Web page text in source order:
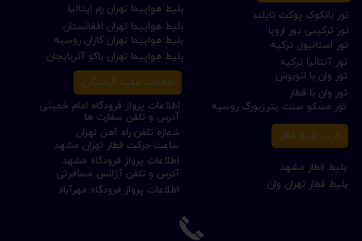
تور ترکیبی دور اروپا بلیط هواپیما تهران افغانستان
بلیط قطار تهران وان
بلیط قطار مشهد
بلیط هواپیما تهران رم ایتالیا
اطلاعات پرواز فرودگاه امام خمینی
بلیط هواپیما تهران باکو آذربایجان
بلیط هواپیما تهران کازان روسیه
تور آنتالیا ترکیه
تور استانبول ترکیه
تور مسکو سنت پترزبورگ روسیه
تور وان با قطار
تور بانکوک پوکت تایلند
تور وان با اتوبوس
ساعت حرکت قطار تهران مشهد
خرید بلیط قطار شماره تلفن راه آهن تهران
اطلاعات پرواز فرودگاه مهرآباد
اطلاعات پرواز فرودگاه مشهد
آدرس و تلفن سفارت ها
آدرس و تلفن آژانس مسافرتی
اطلاعات مفید گردشگری